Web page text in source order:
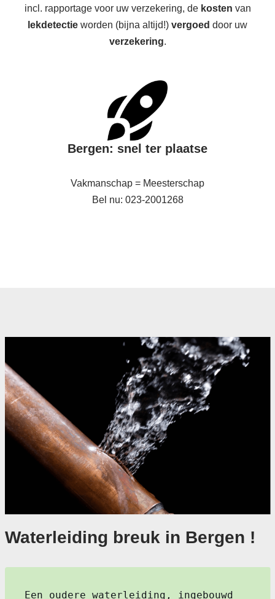
incl. rapportage voor uw verzekering, de kosten van
lekdetectie worden (bijna altijd!) vergoed door uw
verzekering.
Bergen: snel ter plaatse
Vakmanschap = Meesterschap
Bel nu: 023-2001268
Waterleiding breuk in Bergen !
Een oudere waterleiding, ingebouwd